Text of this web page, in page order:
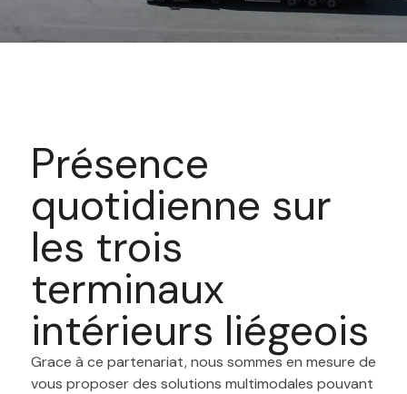
Présence
quotidienne sur
les trois
terminaux
intérieurs liégeois
Grace à ce partenariat, nous sommes en mesure de
vous proposer des solutions multimodales pouvant